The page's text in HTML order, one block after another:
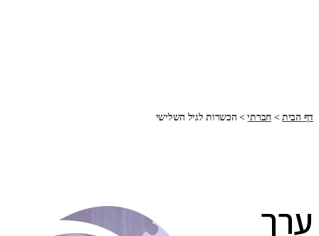
דף הבית>חברתי> הכשרות לגיל השלישי
ערך